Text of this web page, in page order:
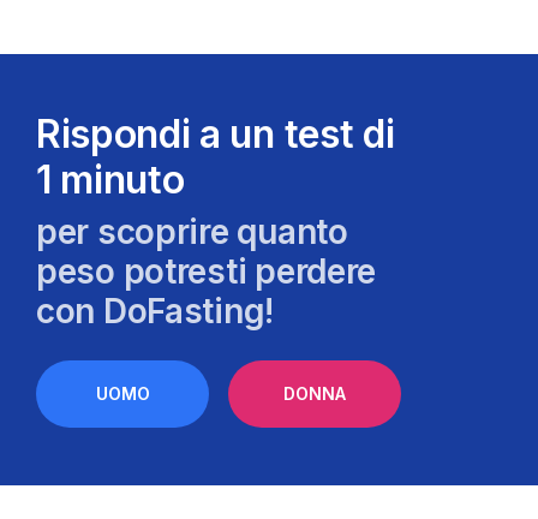
Rispondi a un test di
1 minuto
per scoprire quanto
peso potresti perdere
con DoFasting!
UOMO DONNA